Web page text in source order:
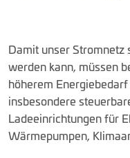
Damit unser
werden kann, müssen
höherem
insbesondere
Ladeeinrichtungen für
Wärmepumpen,